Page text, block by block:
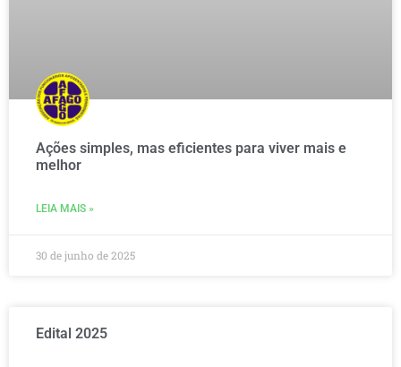
Ações simples, mas eficientes para viver mais e
melhor
LEIA MAIS »
30 de junho de 2025
Edital 2025